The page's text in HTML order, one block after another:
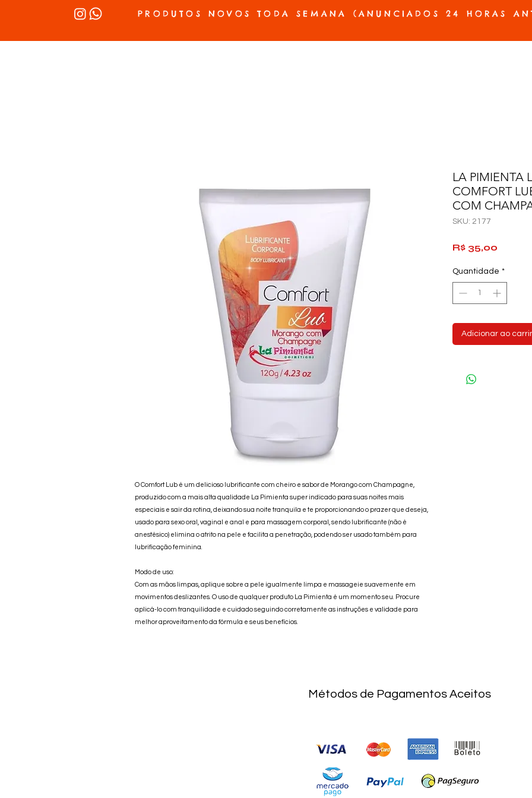
PRODUTOS NOVOS TODA SEMANA (ANUNCIADOS 24 HORAS
O Comfort Lub é um delicioso lubrificante com cheiro e sabor de Morango com Champagne,
produzido com a mais alta qualidade La Pimienta super indicado para suas noites mais
especiais e sair da rotina, deixando sua noite tranquila e te proporcionando o prazer que deseja,
usado para sexo oral, vaginal e anal e para massagem corporal, sendo lubrificante (não é
anestésico) elimina o atrito na pele e facilita a penetração, podendo ser usado também para
lubrificação feminina.
Modo de uso:
Com as mãos limpas, aplique sobre a pele igualmente limpa e massageie suavemente em
movimentos deslizantes. O uso de qualquer produto La Pimienta é um momento seu. Procure
aplicá-lo com tranquilidade e cuidado seguindo corretamente as instruções e validade para
melhor aproveitamento da fórmula e seus benefícios.
LA PIMIENTA
COMFORT
COM
SKU: 2177
R$ 35,00
Quantidade *
Adicionar ao
Métodos de Pagamentos Aceitos